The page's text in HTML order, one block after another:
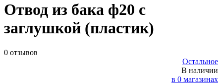
Отвод из бака ф20 с
заглушкой (пластик)
0 отзывов
Остальное
В наличии
в 0 магазинах